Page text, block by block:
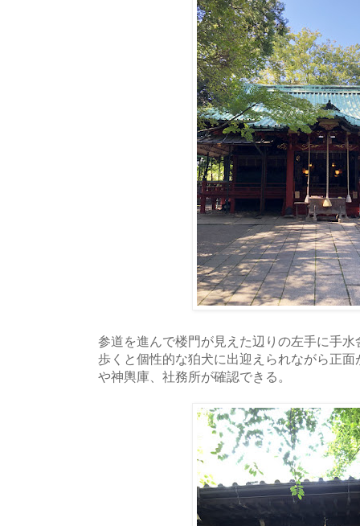
参道を進んで楼門が見えた辺りの左手に手
歩くと個性的な狛犬に出迎えられながら正
や神輿庫、社務所が確認できる。